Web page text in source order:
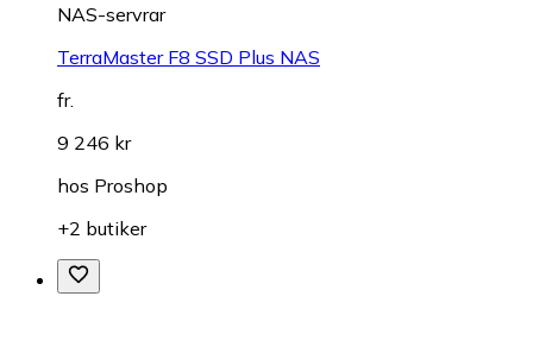
NAS-servrar
TerraMaster F8 SSD Plus NAS
fr.
9 246 kr
hos Proshop
+2 butiker